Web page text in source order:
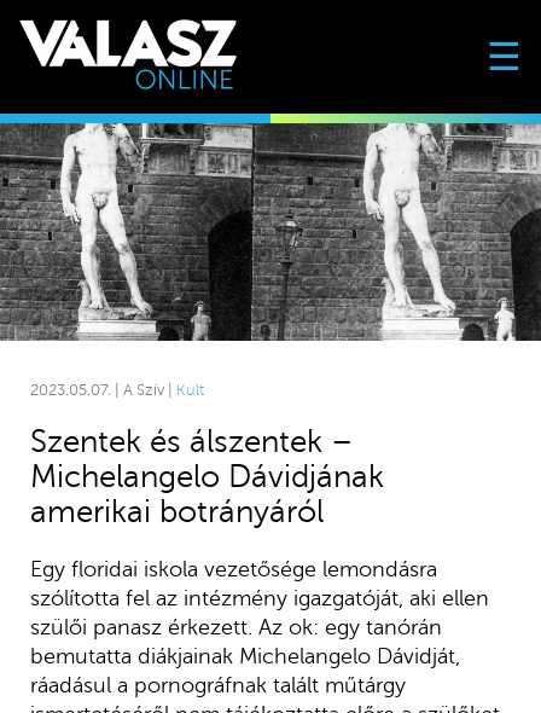
☰
2023.05.07. | A Szív | Kult
Szentek és álszentek –
Michelangelo Dávidjának
amerikai botrányáról
Egy floridai iskola vezetősége lemondásra
szólította fel az intézmény igazgatóját, aki ellen
szülői panasz érkezett. Az ok: egy tanórán
bemutatta diákjainak Michelangelo Dávidját,
ráadásul a pornográfnak talált műtárgy